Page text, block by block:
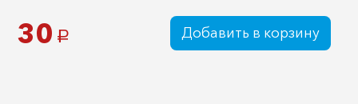
30 a Добавить в корзину